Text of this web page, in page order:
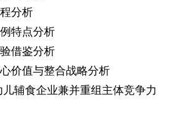
分析
特点分析
借鉴分析
价值与整合战略分析
儿辅食企业兼并重组主体竞争力